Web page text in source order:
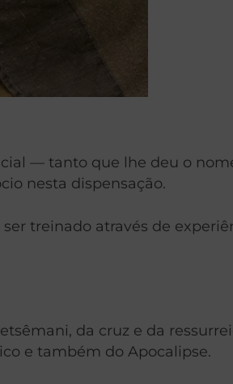
— tanto que lhe deu o
nesta dispensação.
treinado através de
da cruz e da
e também do Apocalipse.